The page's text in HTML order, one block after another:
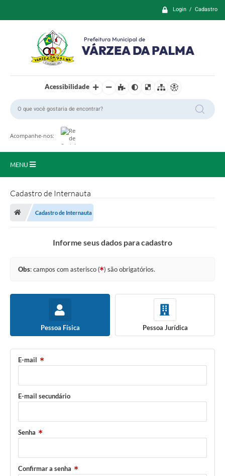
Login / Cadastro
Acessibilidade
Acompanhe-nos:
MENU
Prefeitura
Publicações
COVID-19
Patrimônio Cultural
A Prefeitura
Cadastro de Internauta
Cadastro de Internauta
Informe seus dados para cadastro
Obs: campos com asterisco ( ) são obrigatórios.
Pessoa Física Pessoa Jurídica
E-mail
E-mail secundário
Senha
Confirmar a senha